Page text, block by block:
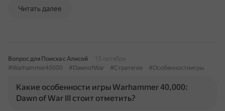
Читать далее
Вопрос для Поиска с Алисой
15 октября
#Warhammer40000
#DawnofWar #Стратегия #Особенностиигры
Какие особенности игры Warhammer 40,000:
Dawn of War III стоит отметить?